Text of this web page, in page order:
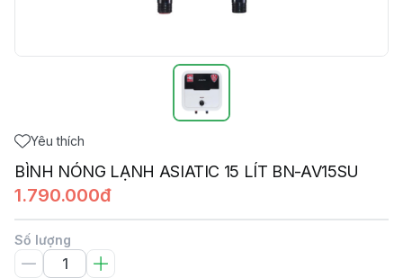
Yêu thích
BÌNH NÓNG LẠNH ASIATIC 15 LÍT BN-AV15SU
1.790.000đ
Số lượng